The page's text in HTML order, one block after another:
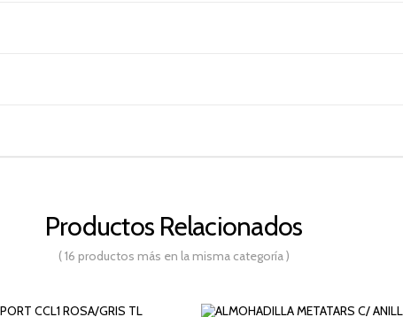
Productos Relacionados
( 16 productos más en la misma categoría )